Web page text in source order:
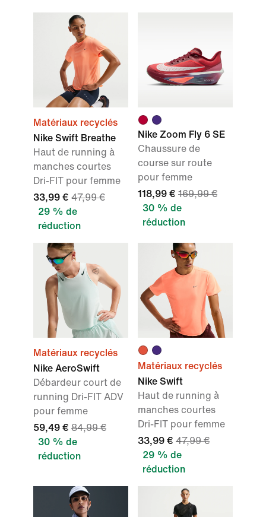
Matériaux recyclés
Nike Swift Breathe
Haut de running à
manches courtes
Dri-FIT pour femme
33,99 € 47,99 €
29 % de
réduction
Nike Zoom Fly 6 SE
Chaussure de
course sur route
pour femme
118,99 € 169,99 €
30 % de
réduction
Matériaux recyclés
Nike AeroSwift
Débardeur court de
running Dri-FIT ADV
pour femme
59,49 € 84,99 €
30 % de
réduction
Matériaux recyclés
Nike Swift
Haut de running à
manches courtes
Dri-FIT pour femme
33,99 € 47,99 €
29 % de
réduction